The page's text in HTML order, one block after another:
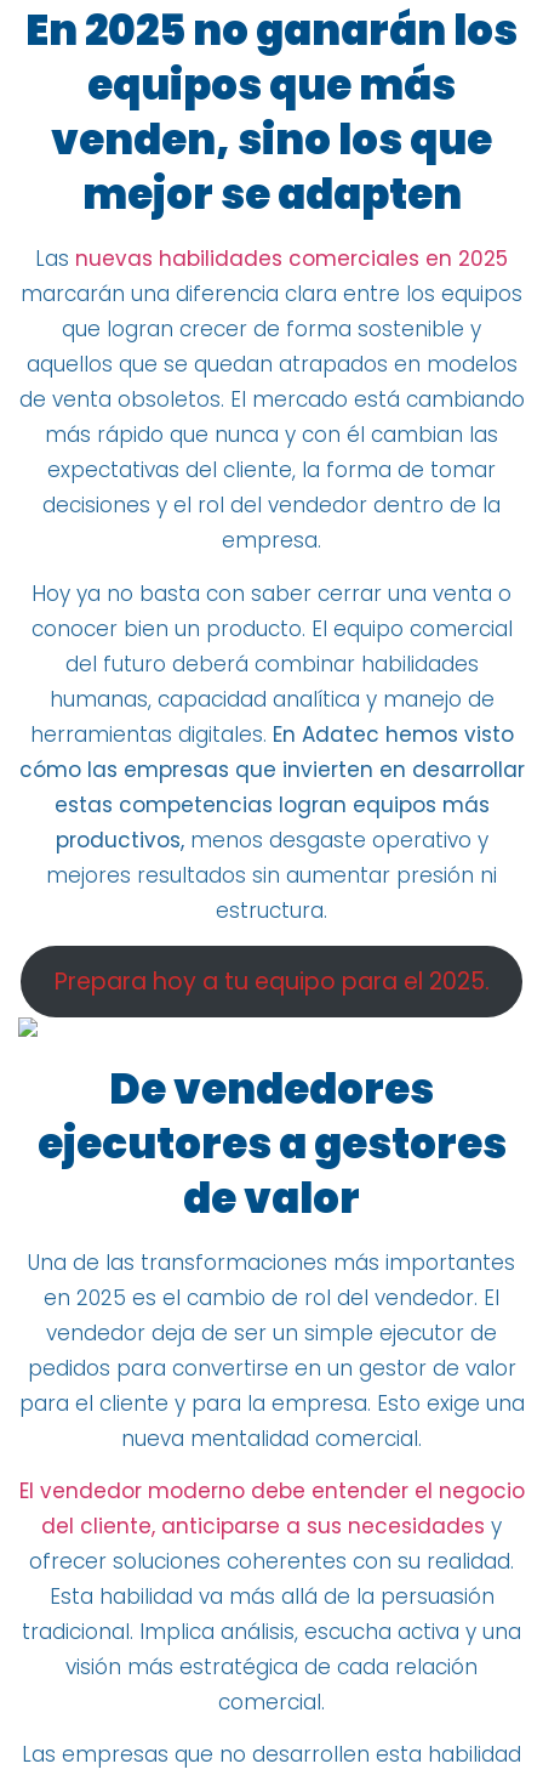
En 2025 no ganarán los
equipos que más
venden, sino los que
mejor se adapten
Las nuevas habilidades comerciales en 2025
marcarán una diferencia clara entre los equipos
que logran crecer de forma sostenible y
aquellos que se quedan atrapados en modelos
de venta obsoletos. El mercado está cambiando
más rápido que nunca y con él cambian las
expectativas del cliente, la forma de tomar
decisiones y el rol del vendedor dentro de la
empresa.
Hoy ya no basta con saber cerrar una venta o
conocer bien un producto. El equipo comercial
del futuro deberá combinar habilidades
humanas, capacidad analítica y manejo de
herramientas digitales. En Adatec hemos visto
cómo las empresas que invierten en desarrollar
estas competencias logran equipos más
productivos,menos desgaste operativo y
mejores resultados sin aumentar presión ni
estructura.
Prepara hoy a tu equipo para el 2025.
De vendedores
ejecutores a gestores
de valor
Una de las transformaciones más importantes
en 2025 es el cambio de rol del vendedor. El
vendedor deja de ser un simple ejecutor de
pedidos para convertirse en un gestor de valor
para el cliente y para la empresa. Esto exige una
nueva mentalidad comercial.
El vendedor moderno debe entender el negocio
del cliente, anticiparse a sus necesidades y
ofrecer soluciones coherentes con su realidad.
Esta habilidad va más allá de la persuasión
tradicional. Implica análisis, escucha activa y una
visión más estratégica de cada relación
comercial.
Las empresas que no desarrollen esta habilidad